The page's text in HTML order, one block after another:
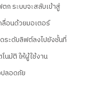
ก ระบบจะสลับเข้าสู่
ลื่อนด้วยมอเตอร์
ระดับลิฟต์ลงไปยังชั้นที่
นมัติ ให้ผู้ใช้งาน
ลอดภัย